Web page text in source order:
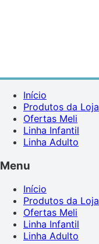
Início
Produtos da Loja
Ofertas Meli
Linha Infantil
Linha Adulto
Menu
Início
Produtos da Loja
Ofertas Meli
Linha Infantil
Linha Adulto